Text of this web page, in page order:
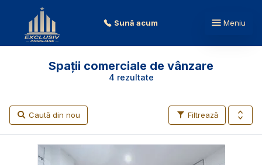
Sună acum Meniu
4 rezultate
Spații comerciale de vânzare
Filtrează
Caută din nou